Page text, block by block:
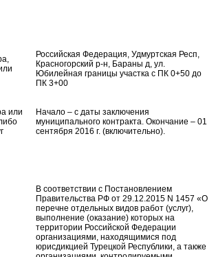
Российская Федерация, Удмуртская Респ,
Красногорский р-н, Бараны д, ул.
Юбилейная границы участка с ПК 0+50 до
ПК 3+00
или
Начало – с даты заключения
муниципального контракта. Окончание – 01
сентября 2016 г. (включительно).
В соответствии с Постановлением
Правительства РФ от 29.12.2015 N 1457 «О
перечне отдельных видов работ (услуг),
выполнение (оказание) которых на
территории Российской Федерации
организациями, находящимися под
юрисдикцией Турецкой Республики, а также